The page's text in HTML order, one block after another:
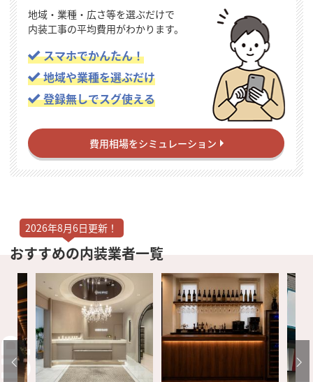
地域・業種・広さ等を選ぶだけで
内装工事の平均費用がわかります。
スマホでかんたん！
地域や業種を選ぶだけ
登録無しでスグ使える
費用相場をシミュレーション
おすすめの内装業者一覧
2026年8月6日更新！